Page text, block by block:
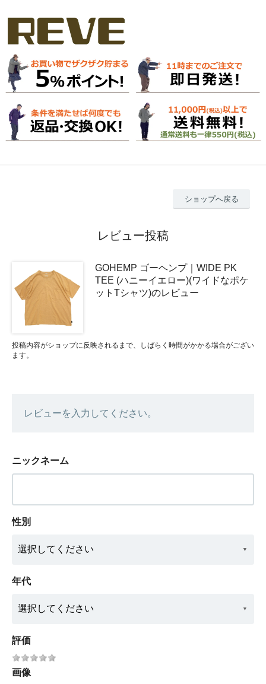
ショップへ戻る
レビュー投稿
GOHEMP ゴーヘンプ｜WIDE PK
TEE (ハニーイエロー)(ワイドなポケ
ットTシャツ)のレビュー
投稿内容がショップに反映されるまで、しばらく時間がかかる場合がござい
ます。
レビューを入力してください。
ニックネーム
性別
年代
評価
画像